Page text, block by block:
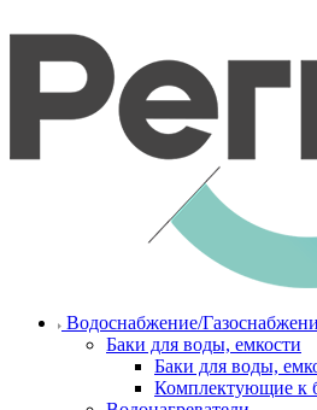
Водоснабжение/
Баки для воды, емкости
Баки для воды,
Комплектующие к